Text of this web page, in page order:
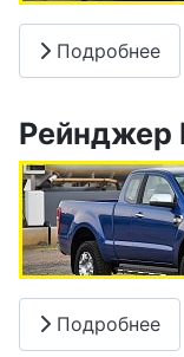
Подробнее
Рейнджер
Подробнее